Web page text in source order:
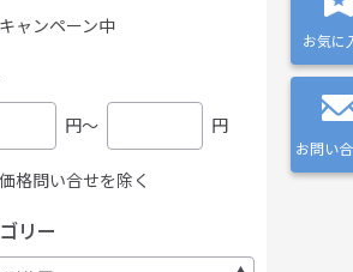
お気に
お問い
キャンペーン中
円〜 円
価格問い合せを除く
リー